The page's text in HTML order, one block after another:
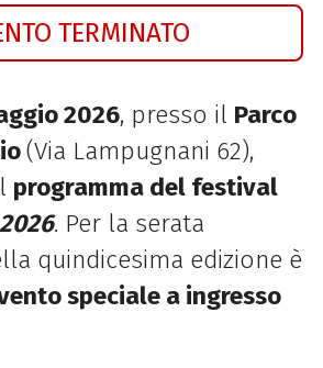
TERMINATO
2026, presso il Parco
(Via Lampugnani 62),
programma del festival
. Per la serata
quindicesima edizione è
speciale a ingresso